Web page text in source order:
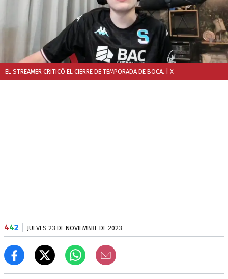
EL STREAMER CRITICÓ EL CIERRE DE TEMPORADA DE BOCA. | X
442 JUEVES 23 DE NOVIEMBRE DE 2023